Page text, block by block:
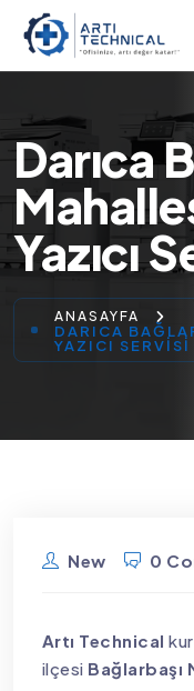
Darıca
Yazıcı
ANASAYFA
DARICA
YAZICI SERVISI
New 0
Artı Technical
ilçesi Bağlarbaşı